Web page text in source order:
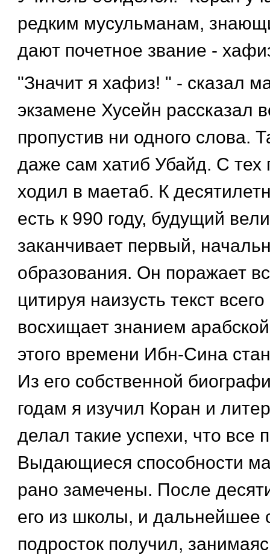
редким мусульманам,
дают почетное звание -
"Значит я хафиз! " - сказал
экзамене Хусейн рассказал
пропустив ни одного слова.
даже сам хатиб Убайд. С тех
ходил в маетаб. К
есть к 990 году, будущий
заканчивает первый,
образования. Он поражает
цитируя наизусть текст
восхищает знанием
этого времени Ибн-Сина
Из его собственной
годам я изучил Коран и
делал такие успехи, что все
Выдающиеся способности
рано замечены. После
его из школы, и дальнейшее
подросток получил,